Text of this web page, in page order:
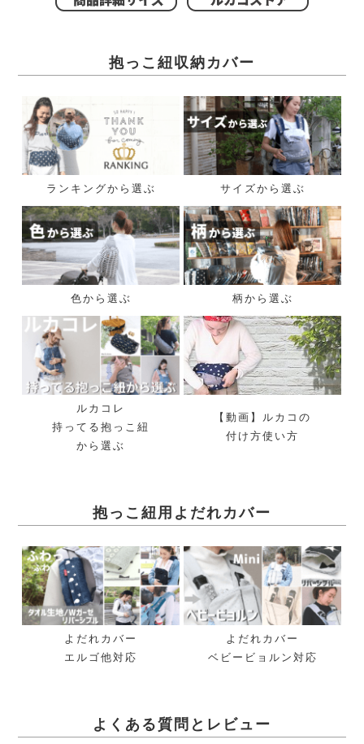
抱っこ紐収納カバー
ランキングから選ぶ サイズから選ぶ
色から選ぶ 柄から選ぶ
ルカコレ
持ってる抱っこ紐
から選ぶ
【動画】ルカコの
付け方使い方
抱っこ紐用よだれカバー
よだれカバー
エルゴ他対応
よだれカバー
ベビービョルン対応
よくある質問とレビュー